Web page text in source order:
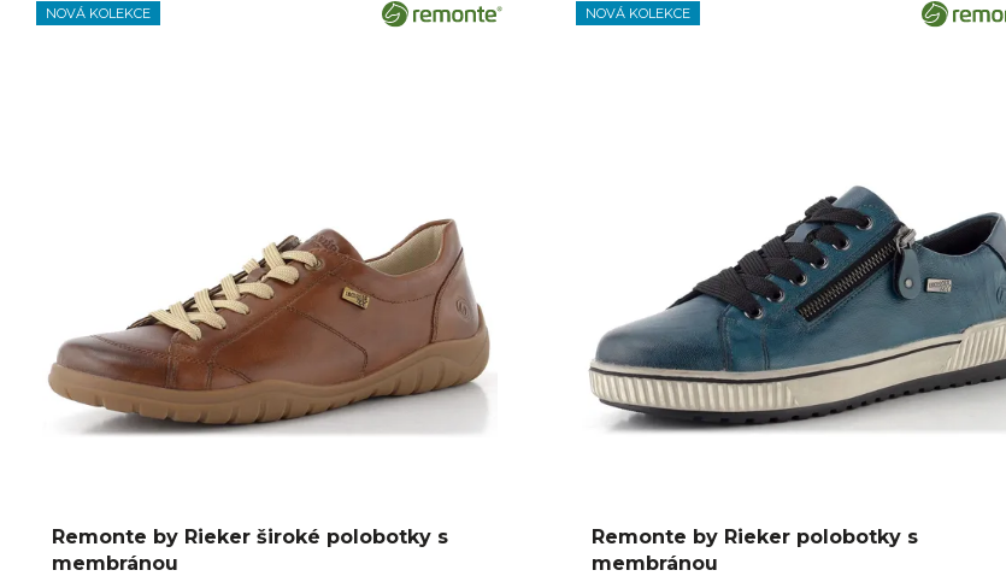
NOVÁ KOLEKCE
Remonte by Rieker široké polobotky s
membránou
NOVÁ KOLEKCE
Remonte by Rieker polobotky s
membránou